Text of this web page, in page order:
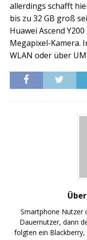
allerdings schafft
bis zu 32 GB groß
Huawei Ascend
Megapixel-Kamera.
WLAN oder über
Smartphone Nutzer
Dauernutzer, dann
folgten ein Blackberry,